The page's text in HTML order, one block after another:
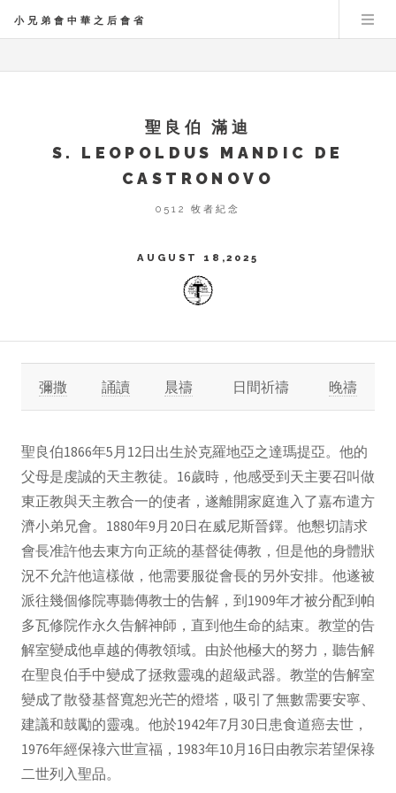
小兄弟會中華之后會省
聖良伯 滿迪
S. LEOPOLDUS MANDIC DE
CASTRONOVO
0512 牧者紀念
AUGUST 18,2025
彌撒 誦讀 晨禱 日間祈禱 晚禱
聖良伯1866年5月12日出生於克羅地亞之達瑪提亞。他的
父母是虔誠的天主教徒。16歲時，他感受到天主要召叫做
東正教與天主教合一的使者，遂離開家庭進入了嘉布遣方
濟小弟兄會。1880年9月20日在威尼斯晉鐸。他懇切請求
會長准許他去東方向正統的基督徒傳教，但是他的身體狀
況不允許他這樣做，他需要服從會長的另外安排。他遂被
派往幾個修院專聽傳教士的告解，到1909年才被分配到帕
多瓦修院作永久告解神師，直到他生命的結束。教堂的告
解室變成他卓越的傳教領域。由於他極大的努力，聽告解
在聖良伯手中變成了拯救靈魂的超級武器。教堂的告解室
變成了散發基督寬恕光芒的燈塔，吸引了無數需要安寧、
建議和鼓勵的靈魂。他於1942年7月30日患食道癌去世，
1976年經保祿六世宣福，1983年10月16日由教宗若望保祿
二世列入聖品。